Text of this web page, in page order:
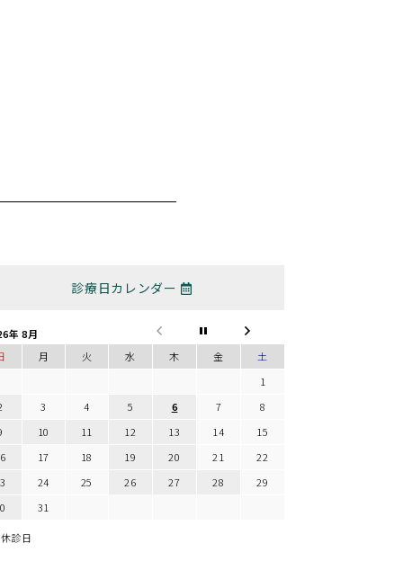
診療日カレンダー
年 8月
月 火 水 木 金
土
1
3 4 5 6 7
8
10 11 12 13 14
15
17 18 19 20 21
22
24 25 26 27 28
29
31
休診日